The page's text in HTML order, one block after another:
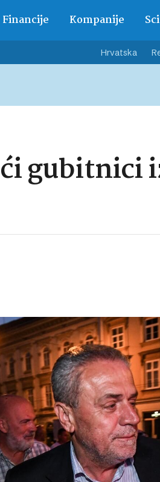
Financije Kompanije
Hrvatska
gubitnici